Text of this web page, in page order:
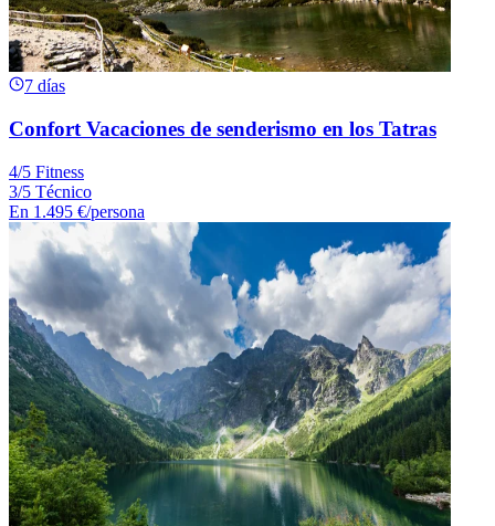
7 días
Confort Vacaciones de senderismo en los Tatras
4/5 Fitness
3/5 Técnico
En 1.495 €/persona